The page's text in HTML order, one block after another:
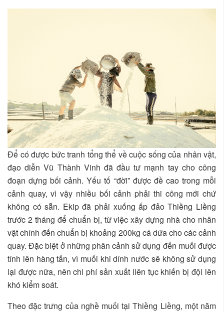
Để có được bức tranh tổng thể về cuộc sống của nhân vật,
đạo diễn Vũ Thành Vinh đã đầu tư mạnh tay cho công
đoạn dựng bối cảnh. Yếu tố “đời” được đề cao trong mỗi
cảnh quay, vì vậy nhiều bối cảnh phải thi công mới chứ
không có sẵn. Ekip đã phải xuống ấp đảo Thiềng Liềng
trước 2 tháng để chuẩn bị, từ việc xây dựng nhà cho nhân
vật chính đến chuẩn bị khoảng 200kg cá dứa cho các cảnh
quay. Đặc biệt ở những phân cảnh sử dụng đến muối được
tính lên hàng tấn, vì muối khi dính nước sẽ không sử dụng
lại được nữa, nên chi phí sản xuất liên tục khiến bị đội lên
khó kiểm soát.
Theo đặc trưng của nghề muối tại Thiềng Liềng, một năm